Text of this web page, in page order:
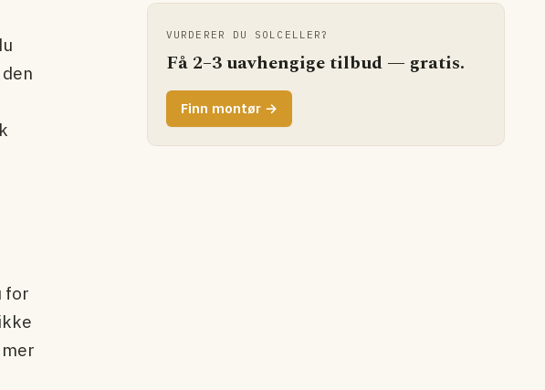
VURDERER DU SOLCELLER?
Få 2–3 uavhengige tilbud — gratis.
Finn montør →
for